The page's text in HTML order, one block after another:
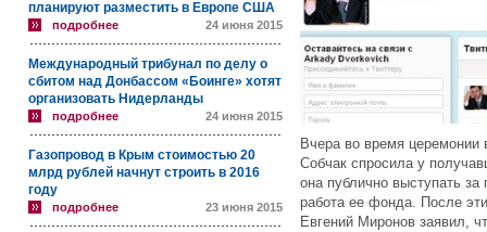
планируют разместить в Европе США
подробнее 24 июня 2015
Международный трибунал по делу о
сбитом над Донбассом «Боинге» хотят
организовать Нидерланды
подробнее 24 июня 2015
Газопровод в Крым стоимостью 20
млрд рублей начнут строить в 2016
году
подробнее 23 июня 2015
Вчера во время
Собчак спросила у
она публично выступать
работа ее фонда. После
Евгений Миронов заявил,